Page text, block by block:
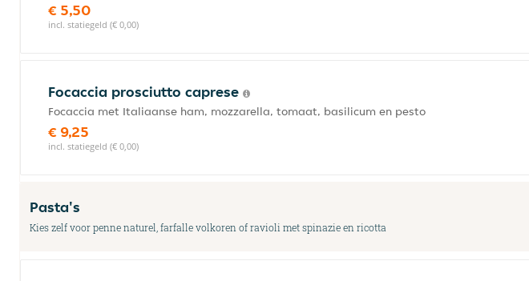
€ 5,50
incl. statiegeld (€ 0,00)
Focaccia prosciutto caprese
Focaccia met Italiaanse ham, mozzarella, tomaat, basilicum en pesto
€ 9,25
incl. statiegeld (€ 0,00)
Pasta's
Kies zelf voor penne naturel, farfalle volkoren of ravioli met spinazie en ricotta